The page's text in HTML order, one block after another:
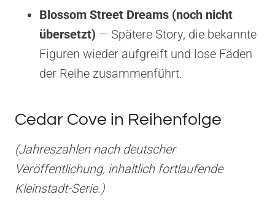
Blossom Street Dreams (noch nicht
übersetzt) — Spätere Story, die bekannte
Figuren wieder aufgreift und lose Fäden
der Reihe zusammenführt.
Cedar Cove in Reihenfolge
(Jahreszahlen nach deutscher
Veröffentlichung, inhaltlich fortlaufende
Kleinstadt-Serie.)